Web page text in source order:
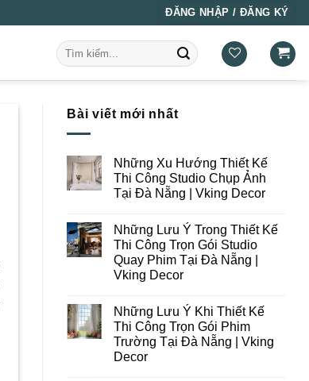
ĐĂNG NHẬP / ĐĂNG KÝ
Tìm
kiếm:
Bài viết mới nhất
Những Xu Hướng Thiết Kế
Thi Công Studio Chụp Ảnh
Tại Đà Nẵng | Vking Decor
bình
luận
ở
Những
Xu
Hướng
Thi
Công
Studio
Chụp
Ảnh
Tại
Những Lưu Ý Trong Thiết Kế
Thi Công Trọn Gói Studio
Quay Phim Tại Đà Nẵng |
Vking Decor
bình
luận
ở
Những
Lưu
Ý
Những Lưu Ý Khi Thiết Kế
Thi Công Trọn Gói Phim
Trường Tại Đà Nẵng | Vking
Decor